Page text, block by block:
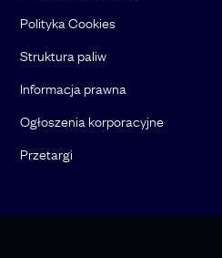
Polityka Cookies
Struktura paliw
Informacja prawna
Ogłoszenia korporacyjne
Przetargi